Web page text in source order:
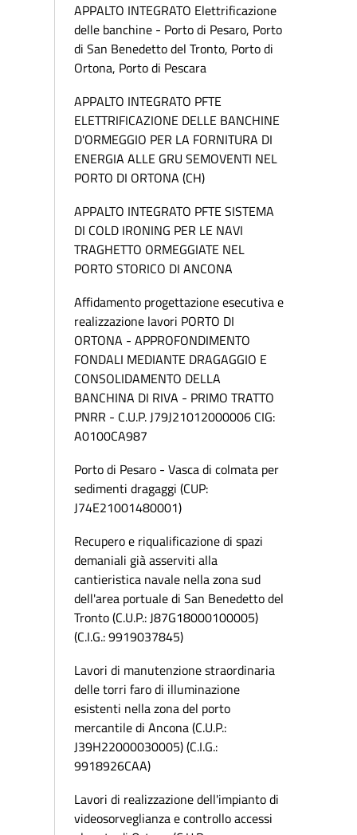
APPALTO INTEGRATO Elettrificazione
delle banchine - Porto di Pesaro, Porto
di San Benedetto del Tronto, Porto di
Ortona, Porto di Pescara
APPALTO INTEGRATO PFTE
ELETTRIFICAZIONE DELLE BANCHINE
D'ORMEGGIO PER LA FORNITURA DI
ENERGIA ALLE GRU SEMOVENTI NEL
PORTO DI ORTONA (CH)
APPALTO INTEGRATO PFTE SISTEMA
DI COLD IRONING PER LE NAVI
TRAGHETTO ORMEGGIATE NEL
PORTO STORICO DI ANCONA
Affidamento progettazione esecutiva e
realizzazione lavori PORTO DI
ORTONA - APPROFONDIMENTO
FONDALI MEDIANTE DRAGAGGIO E
CONSOLIDAMENTO DELLA
BANCHINA DI RIVA - PRIMO TRATTO
PNRR - C.U.P. J79J21012000006 CIG:
A0100CA987
Porto di Pesaro - Vasca di colmata per
sedimenti dragaggi (CUP:
J74E21001480001)
Recupero e riqualificazione di spazi
demaniali già asserviti alla
cantieristica navale nella zona sud
dell'area portuale di San Benedetto del
Tronto (C.U.P.: J87G18000100005)
(C.I.G.: 9919037845)
Lavori di manutenzione straordinaria
delle torri faro di illuminazione
esistenti nella zona del porto
mercantile di Ancona (C.U.P.:
J39H22000030005) (C.I.G.:
9918926CAA)
Lavori di realizzazione dell'impianto di
videosorveglianza e controllo accessi